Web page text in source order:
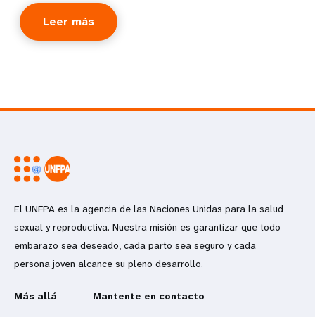
Leer más
El UNFPA es la agencia de las Naciones Unidas para la salud
sexual y reproductiva. Nuestra misión es garantizar que todo
embarazo sea deseado, cada parto sea seguro y cada
persona joven alcance su pleno desarrollo.
Más allá Mantente en contacto